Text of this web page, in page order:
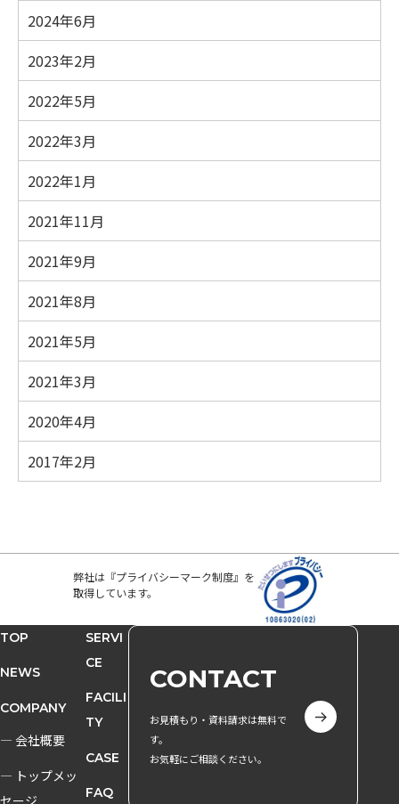
2024年6月
2023年2月
2022年5月
2022年3月
2022年1月
2021年11月
2021年9月
2021年8月
2021年5月
2021年3月
2020年4月
2017年2月
弊社は『プライバシーマーク制度』を
取得しています。
TOP
NEWS
COMPANY
― 会社概要
― トップメッ
セージ
SERVI
CE
FACILI
TY
CASE
FAQ
CONTACT
お見積もり・資料請求は無料で
す。
お気軽にご相談ください。